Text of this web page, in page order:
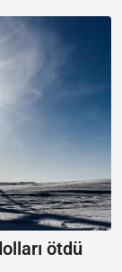
ötdü